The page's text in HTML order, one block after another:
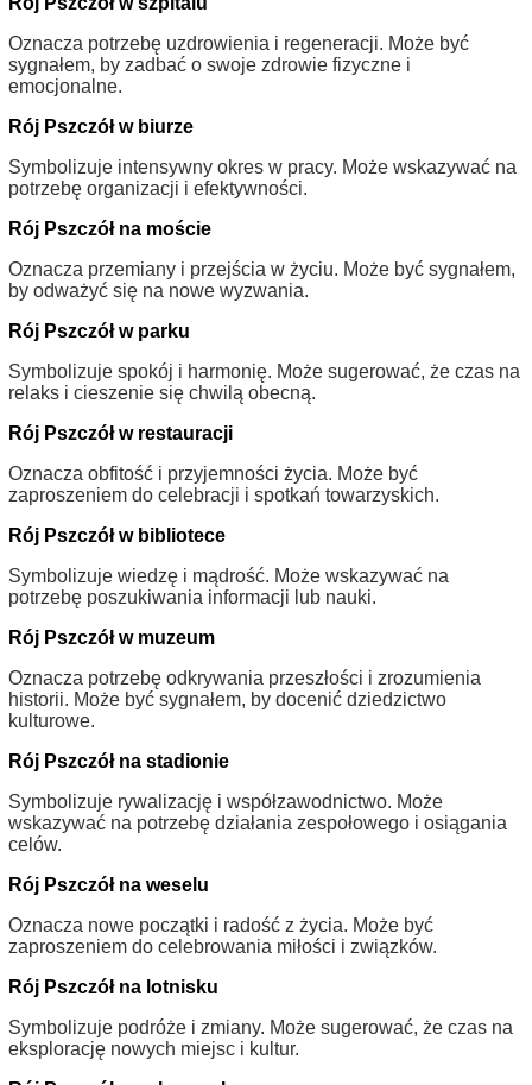
Oznacza potrzebę uzdrowienia i regeneracji. Może być
sygnałem, by zadbać o swoje zdrowie fizyczne i
emocjonalne.
Rój Pszczół w biurze
Symbolizuje intensywny okres w pracy. Może wskazywać na
potrzebę organizacji i efektywności.
Rój Pszczół na moście
Oznacza przemiany i przejścia w życiu. Może być sygnałem,
by odważyć się na nowe wyzwania.
Rój Pszczół w parku
Symbolizuje spokój i harmonię. Może sugerować, że czas na
relaks i cieszenie się chwilą obecną.
Rój Pszczół w restauracji
Oznacza obfitość i przyjemności życia. Może być
zaproszeniem do celebracji i spotkań towarzyskich.
Rój Pszczół w bibliotece
Symbolizuje wiedzę i mądrość. Może wskazywać na
potrzebę poszukiwania informacji lub nauki.
Rój Pszczół w muzeum
Oznacza potrzebę odkrywania przeszłości i zrozumienia
historii. Może być sygnałem, by docenić dziedzictwo
kulturowe.
Rój Pszczół na stadionie
Symbolizuje rywalizację i współzawodnictwo. Może
wskazywać na potrzebę działania zespołowego i osiągania
celów.
Rój Pszczół na weselu
Oznacza nowe początki i radość z życia. Może być
zaproszeniem do celebrowania miłości i związków.
Rój Pszczół na lotnisku
Symbolizuje podróże i zmiany. Może sugerować, że czas na
eksplorację nowych miejsc i kultur.